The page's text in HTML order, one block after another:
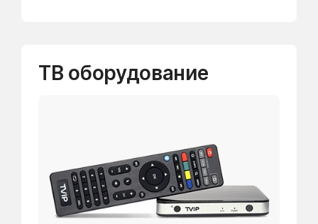
ТВ оборудование